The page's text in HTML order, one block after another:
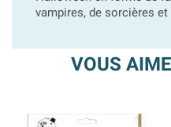
vampires, de sorcières et
VOUS